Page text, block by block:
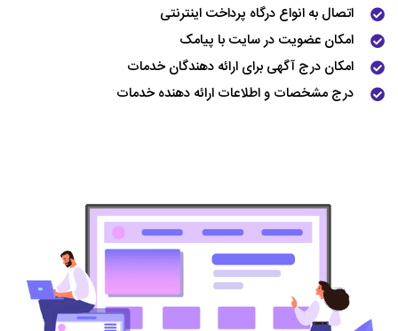
اتصال به انواع درگاه پرداخت اینترنتی
امکان عضویت در سایت با پیامک
امکان درج آگهی برای ارائه دهندگان خدمات
درج مشخصات و اطلاعات ارائه دهنده خدمات